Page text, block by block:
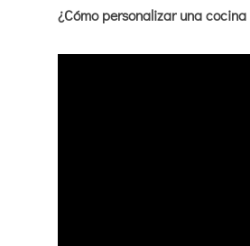
¿Cómo personalizar una cocina